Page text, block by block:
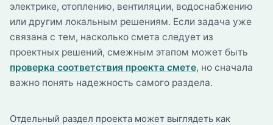
электрике, отоплению, вентиляции, водоснабжению
или другим локальным решениям. Если задача уже
связана с тем, насколько смета следует из
проектных решений, смежным этапом может быть
проверка соответствия проекта смете, но сначала
важно понять надежность самого раздела.
Отдельный раздел проекта может выглядеть как